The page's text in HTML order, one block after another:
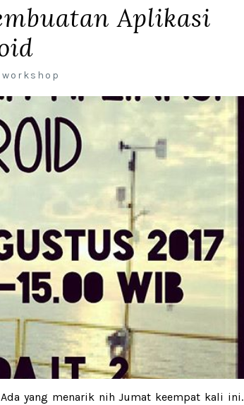
Aplikasi
workshop
yang menarik nih Jumat keempat kali ini.